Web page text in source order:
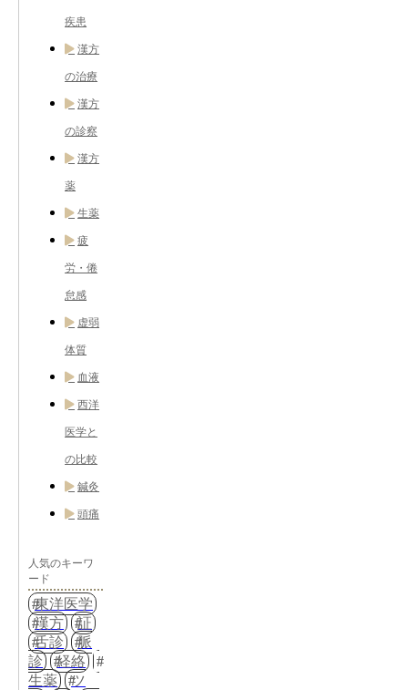
疾患
漢方
の治療
漢方
の診察
漢方
薬
生薬
疲
労・倦
怠感
虚弱
体質
血液
西洋
医学と
の比較
鍼灸
頭痛
人気のキーワ
ード
東洋医学
漢方
証
舌診
脈
診
経絡
生薬
ツ